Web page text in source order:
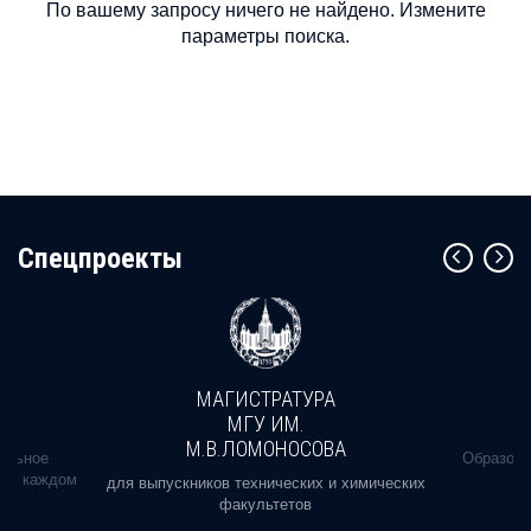
По вашему запросу ничего не найдено. Измените
параметры поиска.
Cпецпроекты
в каждом
МАГИСТРАТУРА
МГУ ИМ.
М.В.ЛОМОНОСОВА
для выпускников технических и химических
факультетов